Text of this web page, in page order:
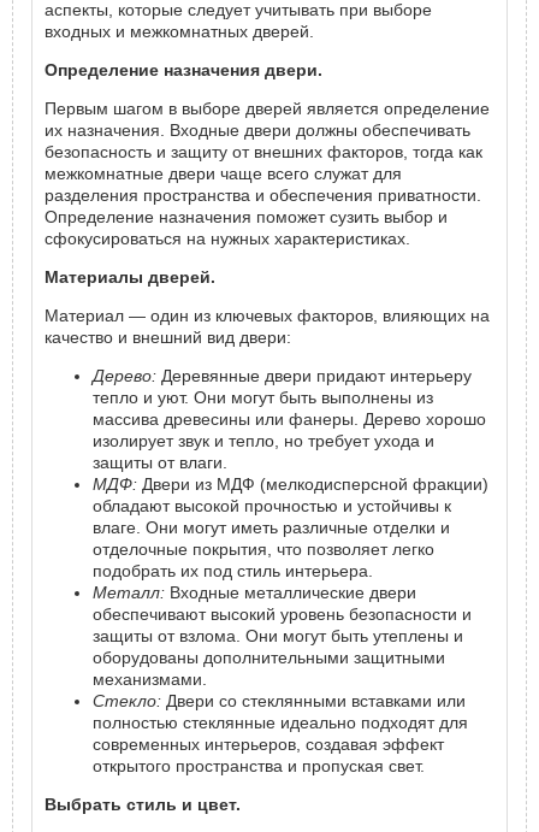
аспекты, которые следует учитывать при выборе
входных и межкомнатных дверей.
Определение назначения двери.
Первым шагом в выборе дверей является определение
их назначения. Входные двери должны обеспечивать
безопасность и защиту от внешних факторов, тогда как
межкомнатные двери чаще всего служат для
разделения пространства и обеспечения приватности.
Определение назначения поможет сузить выбор и
сфокусироваться на нужных характеристиках.
Материалы дверей.
Материал — один из ключевых факторов, влияющих на
качество и внешний вид двери:
Дерево: Деревянные двери придают интерьеру
тепло и уют. Они могут быть выполнены из
массива древесины или фанеры. Дерево хорошо
изолирует звук и тепло, но требует ухода и
защиты от влаги.
МДФ: Двери из МДФ (мелкодисперсной фракции)
обладают высокой прочностью и устойчивы к
влаге. Они могут иметь различные отделки и
отделочные покрытия, что позволяет легко
подобрать их под стиль интерьера.
Металл: Входные металлические двери
обеспечивают высокий уровень безопасности и
защиты от взлома. Они могут быть утеплены и
оборудованы дополнительными защитными
механизмами.
Стекло: Двери со стеклянными вставками или
полностью стеклянные идеально подходят для
современных интерьеров, создавая эффект
открытого пространства и пропуская свет.
Выбрать стиль и цвет.